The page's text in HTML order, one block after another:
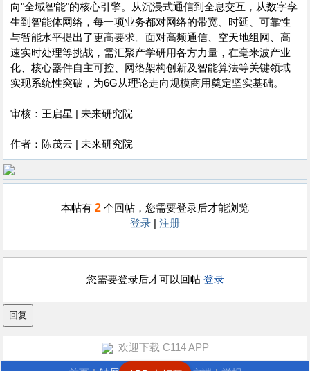
向"全域智能"的核心引擎。从沉浸式通信到全息交互，从数字孪
生到智能体网络，每一项业务都对网络的带宽、时延、可靠性
与智能水平提出了更高要求。面对高频通信、空天地组网、高
速实时处理等挑战，需汇聚产学研用各方力量，在毫米波产业
化、核心器件自主可控、网络架构创新及智能算法等关键领域
实现系统性突破，为6G从理论走向规模商用奠定坚实基础。
审核：王启星 | 未来研究院
作者：陈茂云 | 未来研究院
本帖有 2 个回帖，您需要登录后才能浏览
登录 | 注册
您需要登录后才可以回帖 登录
欢迎下载 C114 APP